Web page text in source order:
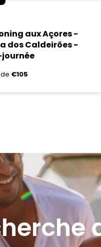
aux Açores -
dos Caldeirões -
€105